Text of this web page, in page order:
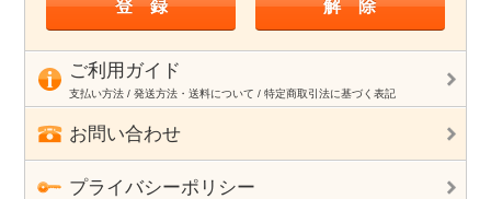
ご利用ガイド
支払い方法 / 発送方法・送料について / 特定商取引法に基づく表記
お問い合わせ
プライバシーポリシー